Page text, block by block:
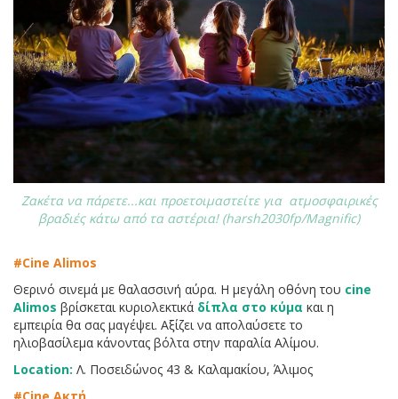
Ζακέτα να πάρετε...και προετοιμαστείτε για ατμοσφαιρικές
βραδιές κάτω από τα αστέρια! (harsh2030fp/Magnific)
#Cine Alimos
Θερινό σινεμά με θαλασσινή αύρα. Η μεγάλη οθόνη του cine
Alimos βρίσκεται κυριολεκτικά δίπλα στο κύμα και η
εμπειρία θα σας μαγέψει. Αξίζει να απολαύσετε το
ηλιοβασίλεμα κάνοντας βόλτα στην παραλία Αλίμου.
Location: Λ. Ποσειδώνος 43 & Καλαμακίου, Άλιμος